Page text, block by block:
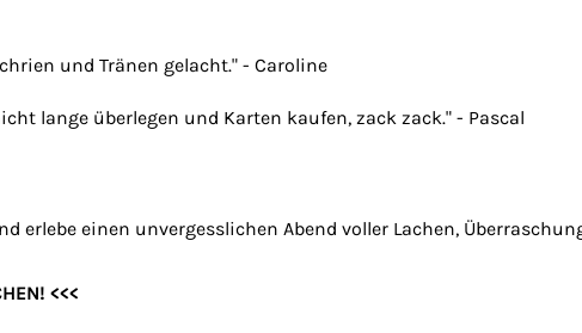
und Tränen gelacht." - Caroline
lange überlegen und Karten kaufen, zack zack." - Pascal
erlebe einen unvergesslichen Abend voller Lachen,
<<<